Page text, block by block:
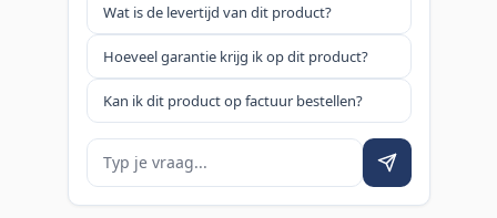
Wat is de levertijd van dit product?
Hoeveel garantie krijg ik op dit product?
Kan ik dit product op factuur bestellen?
Je vraag